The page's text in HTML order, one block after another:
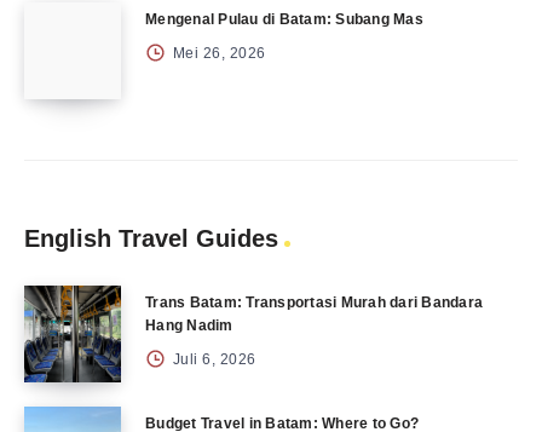
Mengenal Pulau di Batam: Subang Mas
Mei 26, 2026
English Travel Guides
Trans Batam: Transportasi Murah dari Bandara
Hang Nadim
Juli 6, 2026
Budget Travel in Batam: Where to Go?